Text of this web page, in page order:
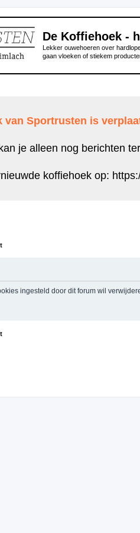
De Koffiehoek -
Lekker ouwehoeren over
gaan vloeken of stiekem
van Sportrusten is
je alleen nog berichten
koffiehoek op:
ingesteld door dit forum wil